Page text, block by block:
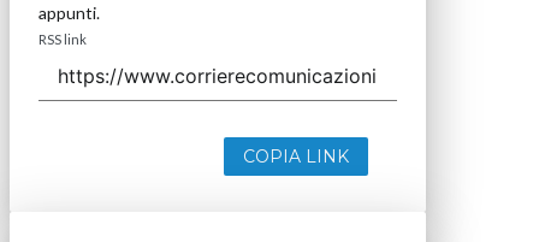
appunti.
RSS link
COPIA LINK